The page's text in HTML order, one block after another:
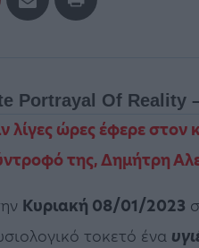
λίγες ώρες έφερε στον
της,Δημήτρη
Κυριακή 08/01/2023
τοκετό ένα